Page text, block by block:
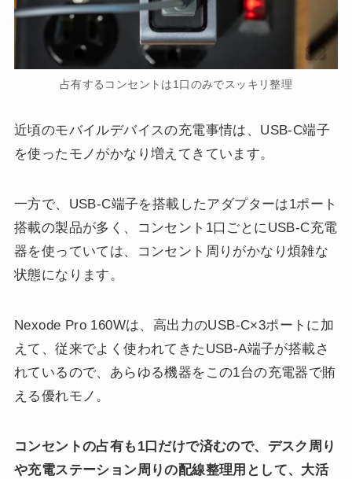
占有するコンセントは1口のみでスッキリ整理
近頃のモバイルデバイスの充電事情は、USB-C端子
を使ったモノがかなり増えてきています。
一方で、USB-C端子を搭載したアダプターは1ポート
搭載の製品が多く、コンセント1口ごとにUSB-C充電
器を使っていては、コンセント周りがかなり煩雑な
状態になります。
Nexode Pro 160Wは、高出力のUSB-C×3ポートに加
えて、従来でよく使われてきたUSB-A端子が搭載さ
れているので、あらゆる機器をこの1台の充電器で賄
える優れモノ。
コンセントの占有も1口だけで済むので、デスク周り
や充電ステーション周りの配線整理用として、大活